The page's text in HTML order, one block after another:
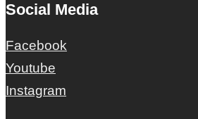
Social Media
Facebook
Youtube
Instagram